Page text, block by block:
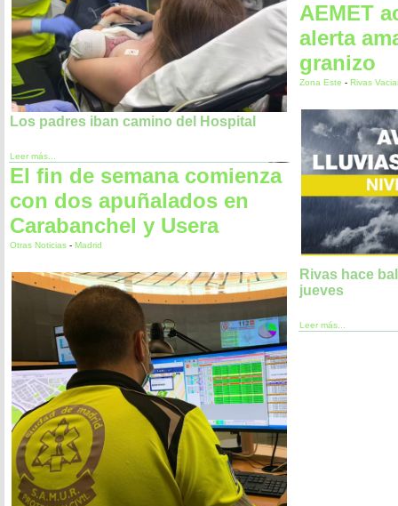
Los padres iban camino del Hospital
Leer más...
El fin de semana comienza
con dos apuñalados en
Carabanchel y Usera
Otras Noticias - Madrid
AEMET
alerta
granizo
Zona Este - Rivas
Rivas hace
jueves
Leer más...